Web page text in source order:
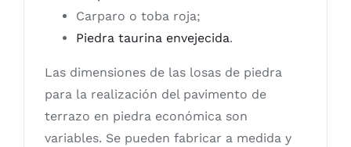
Carparo o toba roja;
Piedra taurina envejecida.
Las dimensiones de las losas de piedra
para la realización del pavimento de
terrazo en piedra económica son
variables. Se pueden fabricar a medida y